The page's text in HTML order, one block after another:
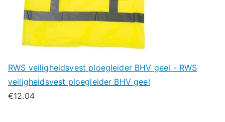
RWS veiligheidsvest ploegleider BHV geel - RWS
veiligheidsvest ploegleider BHV geel
€12.04